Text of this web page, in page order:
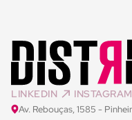
LINKEDIN INSTAGRAM
Av. Rebouças, 1585 -